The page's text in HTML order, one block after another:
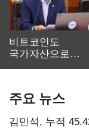
비트코인도
국가자산으로…'
주요 뉴스
김민석, 누적